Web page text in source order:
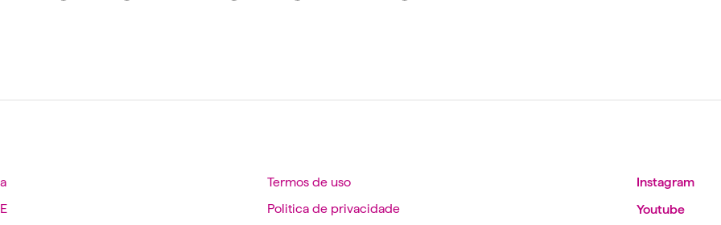
Termos de uso
Politica de privacidade
Instagram
Youtube